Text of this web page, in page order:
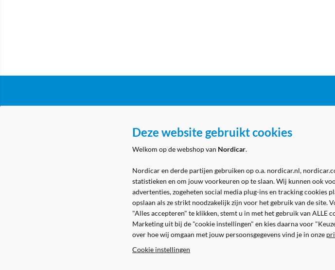
Nordicar Marine - winkel
Nordicar Marine - werkplaats
Locatie & contact
Deze website gebruikt cookies
Welkom op de webshop van Nordicar.
Nordicar en derde partijen gebruiken op o.a. nordicar.nl,
statistieken en om jouw voorkeuren op te slaan. Wij kunnen ook
advertenties, zogeheten social media plug-ins en tracking cookies
opslaan als ze strikt noodzakelijk zijn voor het gebruik van de site.
"Alles accepteren" te klikken, stemt u in met het gebruik van ALLE
Marketing uit bij de "cookie instellingen" en kies daarna voor
over hoe wij omgaan met jouw persoonsgegevens vind je in onze
Cookie instellingen